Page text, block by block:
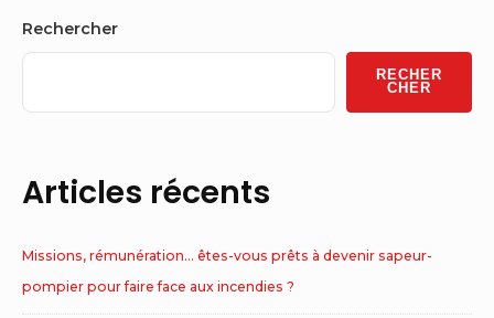
Sidebar
Widget
Area
Rechercher
RECHER
CHER
Articles récents
Missions, rémunération… êtes-vous prêts à devenir sapeur-
pompier pour faire face aux incendies ?